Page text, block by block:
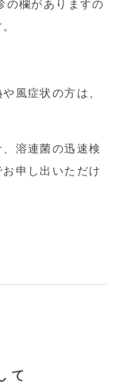
の欄がありますの
風症状の方は、
溶連菌の迅速検
申し出いただけ
て